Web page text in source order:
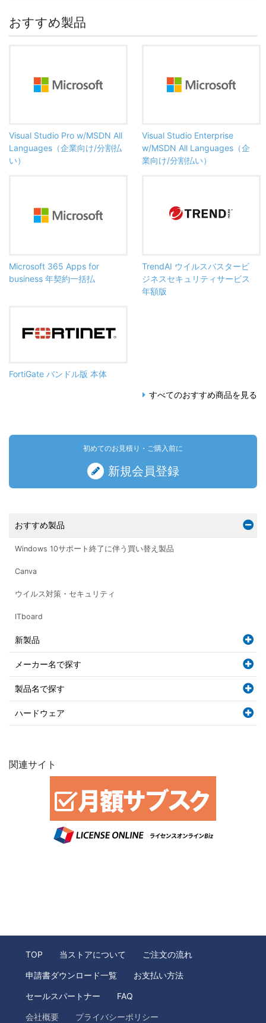
おすすめ製品
Visual Studio Pro w/MSDN All
Languages（企業向け/分割払
い）
Visual Studio Enterprise
w/MSDN All Languages（企
業向け/分割払い）
Microsoft 365 Apps for
business 年契約一括払
TrendAI ウイルスバスタービ
ジネスセキュリティサービス
年額版
FortiGate バンドル版 本体
すべてのおすすめ商品を見る
初めてのお見積り・ご購入前に
新規会員登録
おすすめ製品
Windows 10サポート終了に伴う買い替え製品
Canva
ウイルス対策・セキュリティ
ITboard
新製品
メーカー名で探す
製品名で探す
ハードウェア
関連サイト
TOP 当ストアについて ご注文の流れ
申請書ダウンロード一覧 お支払い方法
セールスパートナー FAQ
会社概要 プライバシーポリシー